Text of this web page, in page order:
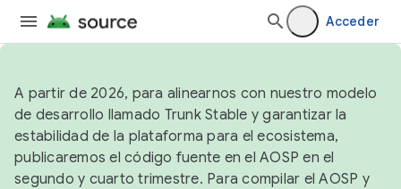
Acceder
A partir de 2026, para alinearnos con nuestro modelo
de desarrollo llamado Trunk Stable y garantizar la
estabilidad de la plataforma para el ecosistema,
publicaremos el código fuente en el AOSP en el
segundo y cuarto trimestre. Para compilar el AOSP y